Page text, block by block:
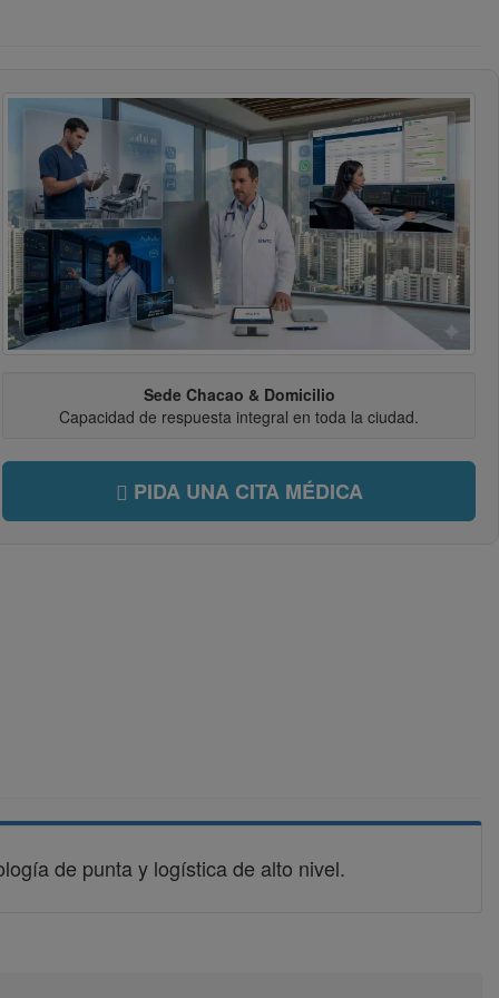
Sede Chacao & Domicilio
Capacidad de respuesta integral en toda la ciudad.
PIDA UNA CITA MÉDICA
de punta y logística de alto nivel.